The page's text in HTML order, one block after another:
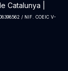
Catalunya |
/ NIF. COEIC V-